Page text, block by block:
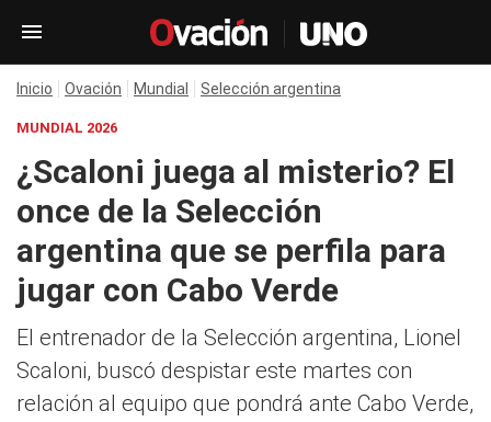
Inicio Ovación Mundial Selección argentina
MUNDIAL 2026
¿Scaloni juega al misterio? El
once de la Selección
argentina que se perfila para
jugar con Cabo Verde
El entrenador de la Selección argentina, Lionel
Scaloni, buscó despistar este martes con
relación al equipo que pondrá ante Cabo Verde,